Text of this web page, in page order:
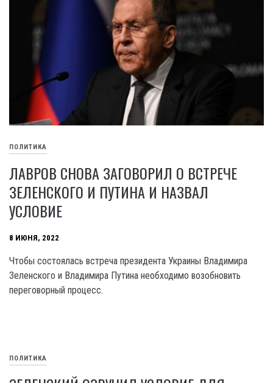
ПОЛИТИКА
ЛАВРОВ СНОВА ЗАГОВОРИЛ О ВСТРЕЧЕ
ЗЕЛЕНСКОГО И ПУТИНА И НАЗВАЛ
УСЛОВИЕ
8 ИЮНЯ, 2022
Чтобы состоялась встреча президента Украины Владимира
Зеленского и Владимира Путина необходимо возобновить
переговорный процесс.
ПОЛИТИКА